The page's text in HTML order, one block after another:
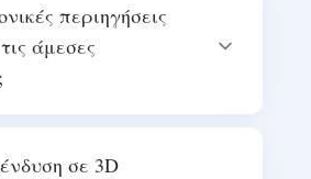
περιηγήσεις
άμεσες
σε 3D